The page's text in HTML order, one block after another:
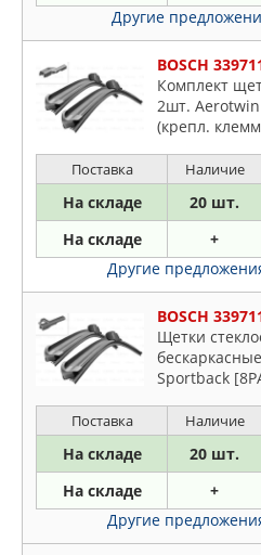
Другие
BOSCH
Комплект
2шт. Aerotwin
(крепл.
05-,10-
Поставка Наличие
На складе 20 шт.
На складе +
Другие
BOSCH
Щетки
Sportback
[1K1], Jetta V
Поставка Наличие
На складе 20 шт.
На складе +
Другие